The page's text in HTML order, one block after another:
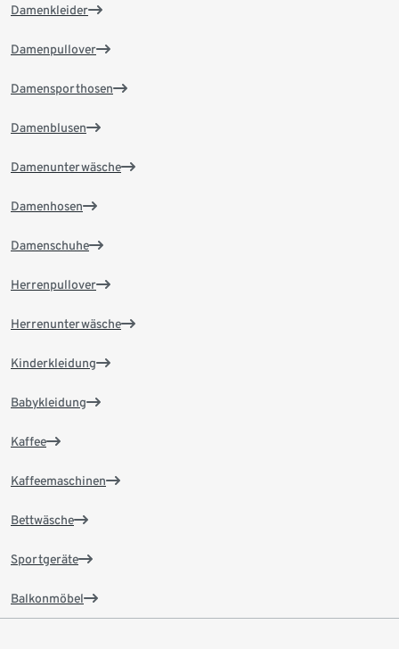
Damenkleider
Damenpullover
Damensporthosen
Damenblusen
Damenunterwäsche
Damenhosen
Damenschuhe
Herrenpullover
Herrenunterwäsche
Kinderkleidung
Babykleidung
Kaffee
Kaffeemaschinen
Bettwäsche
Sportgeräte
Balkonmöbel